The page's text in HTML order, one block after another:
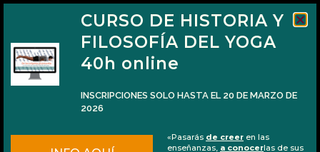
Navarātri 2016 y la Madre
CURSO DE HISTORIA Y
FILOSOFÍA DEL YOGA
40h online
INSCRIPCIONES SOLO HASTA EL 20 DE MARZO DE
2026
«Pasarás de creer en las
enseñanzas, a conocerlas de sus